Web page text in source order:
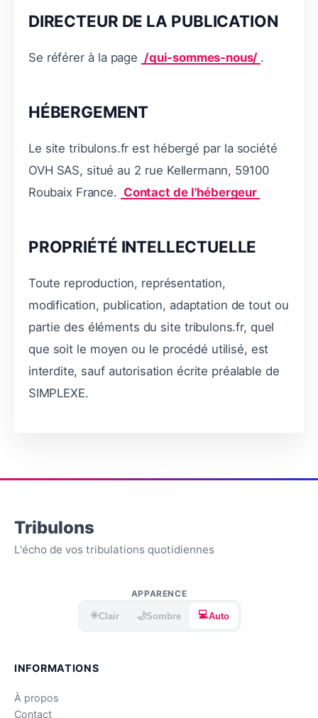
DIRECTEUR DE LA PUBLICATION
Se référer à la page /qui-sommes-nous/ .
HÉBERGEMENT
Le site tribulons.fr est hébergé par la société
OVH SAS, situé au 2 rue Kellermann, 59100
Roubaix France. Contact de l'hébergeur
PROPRIÉTÉ INTELLECTUELLE
Toute reproduction, représentation,
modification, publication, adaptation de tout ou
partie des éléments du site tribulons.fr, quel
que soit le moyen ou le procédé utilisé, est
interdite, sauf autorisation écrite préalable de
SIMPLEXE.
Tribulons
L'écho de vos tribulations quotidiennes
APPARENCE
☀️Clair 🌙Sombre 💻Auto
INFORMATIONS
À propos
Contact